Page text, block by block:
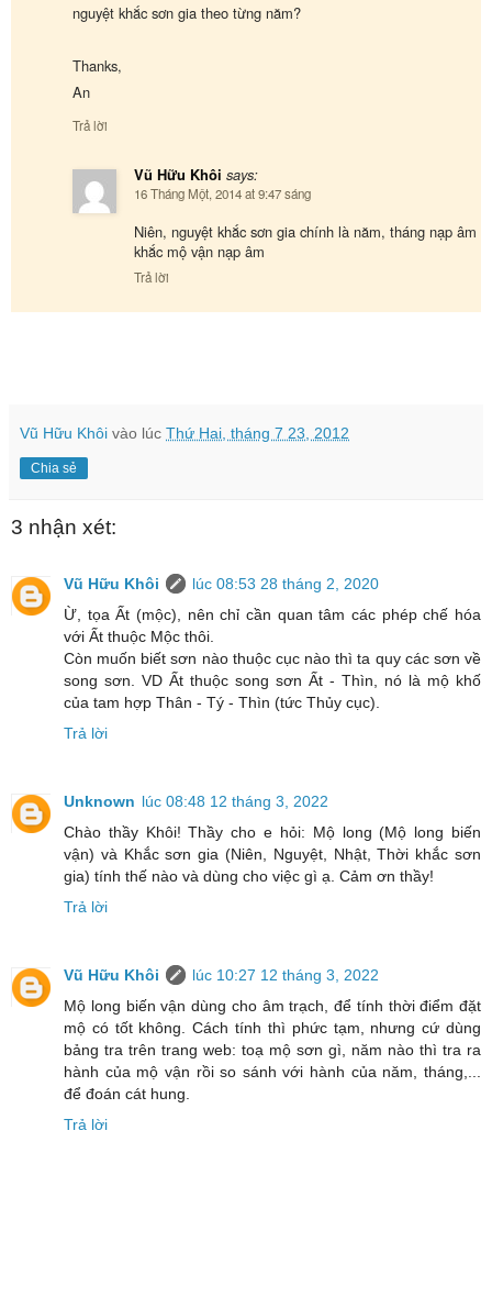
nguyệt khắc sơn gia theo từng năm?
Thanks,
An
Trả lời
Vũ Hữu Khôi says:
16 Tháng Một, 2014 at 9:47 sáng
Niên, nguyệt khắc sơn gia chính là năm, tháng nạp âm
khắc mộ vận nạp âm
Trả lời
Vũ Hữu Khôi vào lúc Thứ Hai, tháng 7 23, 2012
Chia sẻ
3 nhận xét:
Vũ Hữu Khôi
lúc 08:53 28 tháng 2, 2020
Ừ, tọa Ất (mộc), nên chỉ cần quan tâm các phép chế hóa
với Ất thuộc Mộc thôi.
Còn muốn biết sơn nào thuộc cục nào thì ta quy các sơn về
song sơn. VD Ất thuộc song sơn Ất - Thìn, nó là mộ khố
của tam hợp Thân - Tý - Thìn (tức Thủy cục).
Trả lời
Unknown lúc 08:48 12 tháng 3, 2022
Chào thầy Khôi! Thầy cho e hỏi: Mộ long (Mộ long biến
vận) và Khắc sơn gia (Niên, Nguyệt, Nhật, Thời khắc sơn
gia) tính thế nào và dùng cho việc gì ạ. Cảm ơn thầy!
Trả lời
Vũ Hữu Khôi
lúc 10:27 12 tháng 3, 2022
Mộ long biến vận dùng cho âm trạch, để tính thời điểm đặt
mộ có tốt không. Cách tính thì phức tạm, nhưng cứ dùng
bảng tra trên trang web: toạ mộ sơn gì, năm nào thì tra ra
hành của mộ vận rồi so sánh với hành của năm, tháng,...
để đoán cát hung.
Trả lời